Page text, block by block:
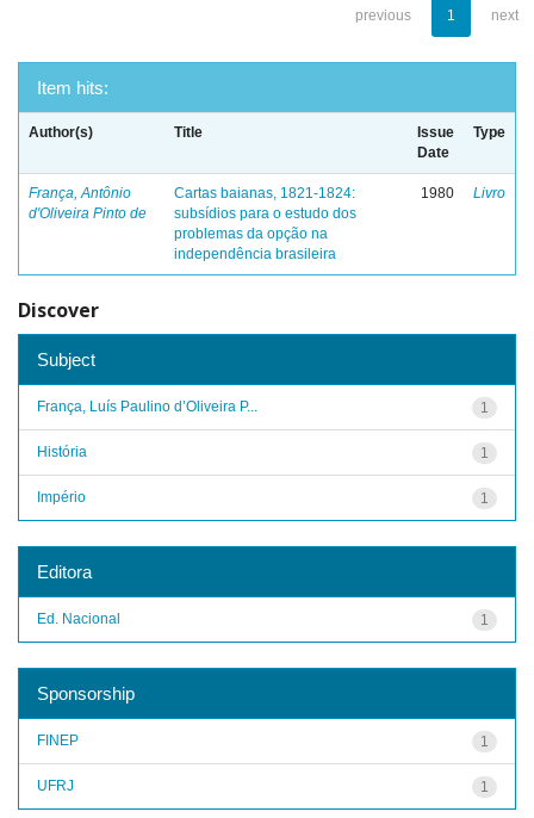
previous 1 next
Item hits:
Author(s) Title
Issue
Date
Type
França, Antônio
d'Oliveira Pinto de
Cartas baianas, 1821-1824:
subsídios para o estudo dos
problemas da opção na
independência brasileira
1980 Livro
Discover
Subject
1
França, Luís Paulino d’Oliveira P...
1
História
1
Império
Editora
1
Ed. Nacional
Sponsorship
1
FINEP
1
UFRJ